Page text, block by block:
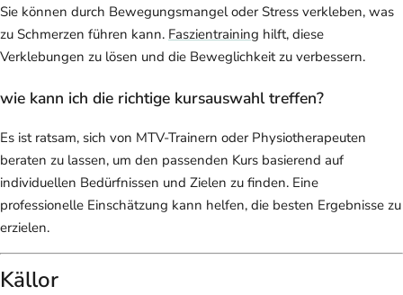
Sie können durch Bewegungsmangel oder Stress verkleben, was
zu Schmerzen führen kann. Faszientraining hilft, diese
Verklebungen zu lösen und die Beweglichkeit zu verbessern.
wie kann ich die richtige kursauswahl treffen?
Es ist ratsam, sich von MTV-Trainern oder Physiotherapeuten
beraten zu lassen, um den passenden Kurs basierend auf
individuellen Bedürfnissen und Zielen zu finden. Eine
professionelle Einschätzung kann helfen, die besten Ergebnisse zu
erzielen.
Källor